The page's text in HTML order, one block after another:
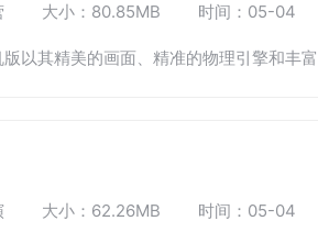
大小：80.85MB 时间：05-04
以其精美的画面、精准的物理引擎和丰
大小：62.26MB 时间：05-04